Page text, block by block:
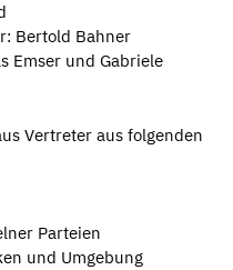
Bertold Bahner
Emser und Gabriele
Vertreter aus folgenden
Parteien
und Umgebung